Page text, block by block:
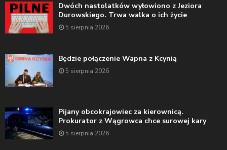
Dwóch nastolatków wyłowiono z Jeziora
Durowskiego. Trwa walka o ich życie
5 sierpnia 2026
Będzie połączenie Wapna z Kcynią
5 sierpnia 2026
Pijany obcokrajowiec za kierownicą.
Prokurator z Wągrowca chce surowej kary
5 sierpnia 2026